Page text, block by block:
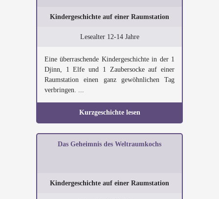
Kindergeschichte auf einer Raumstation
Lesealter 12-14 Jahre
Eine überraschende Kindergeschichte in der 1
Djinn, 1 Elfe und 1 Zaubersocke auf einer
Raumstation einen ganz gewöhnlichen Tag
verbringen. ...
Kurzgeschichte lesen
Das Geheimnis des Weltraumkochs
Kindergeschichte auf einer Raumstation